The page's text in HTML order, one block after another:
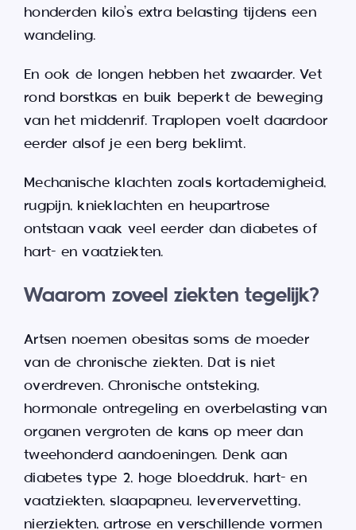
honderden kilo’s extra belasting tijdens een
wandeling.
En ook de longen hebben het zwaarder. Vet
rond borstkas en buik beperkt de beweging
van het middenrif. Traplopen voelt daardoor
eerder alsof je een berg beklimt.
Mechanische klachten zoals kortademigheid,
rugpijn, knieklachten en heupartrose
ontstaan vaak veel eerder dan diabetes of
hart- en vaatziekten.
Waarom zoveel ziekten tegelijk?
Artsen noemen obesitas soms de moeder
van de chronische ziekten. Dat is niet
overdreven. Chronische ontsteking,
hormonale ontregeling en overbelasting van
organen vergroten de kans op meer dan
tweehonderd aandoeningen. Denk aan
diabetes type 2, hoge bloeddruk, hart- en
vaatziekten, slaapapneu, leververvetting,
nierziekten, artrose en verschillende vormen